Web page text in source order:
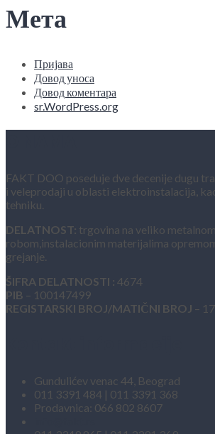
Мета
Пријава
Довод уноса
Довод коментара
sr.WordPress.org
FAKT DOO poseduje dve decenije dugu
i veleprodaji u oblasti elektroinstalacija,
tehniku.
DELATNOST: trgovina na veliko metalnom
robom,instalacionim materijalima
grejanje.
ŠIFRA DELATNOSTI : 4674
PIB – 100147499
REGISTARSKI BROJ/MATIČNI BROJ –
Gundulićev venac 44, Beograd
011 3391 484 | 011 3391 368
Prodavnica: 066 802 8607